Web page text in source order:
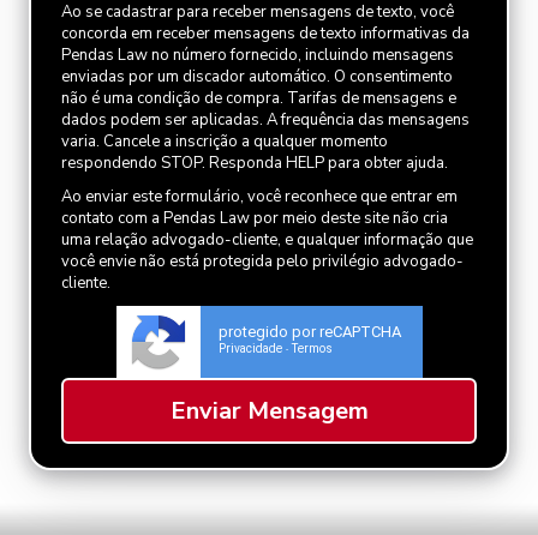
Ao se cadastrar para receber mensagens de texto, você
concorda em receber mensagens de texto informativas da
Pendas Law no número fornecido, incluindo mensagens
enviadas por um discador automático. O consentimento
não é uma condição de compra. Tarifas de mensagens e
dados podem ser aplicadas. A frequência das mensagens
varia. Cancele a inscrição a qualquer momento
respondendo STOP. Responda HELP para obter ajuda.
Ao enviar este formulário, você reconhece que entrar em
contato com a Pendas Law por meio deste site não cria
uma relação advogado-cliente, e qualquer informação que
você envie não está protegida pelo privilégio advogado-
cliente.
protegido por reCAPTCHA
Privacidade - Termos